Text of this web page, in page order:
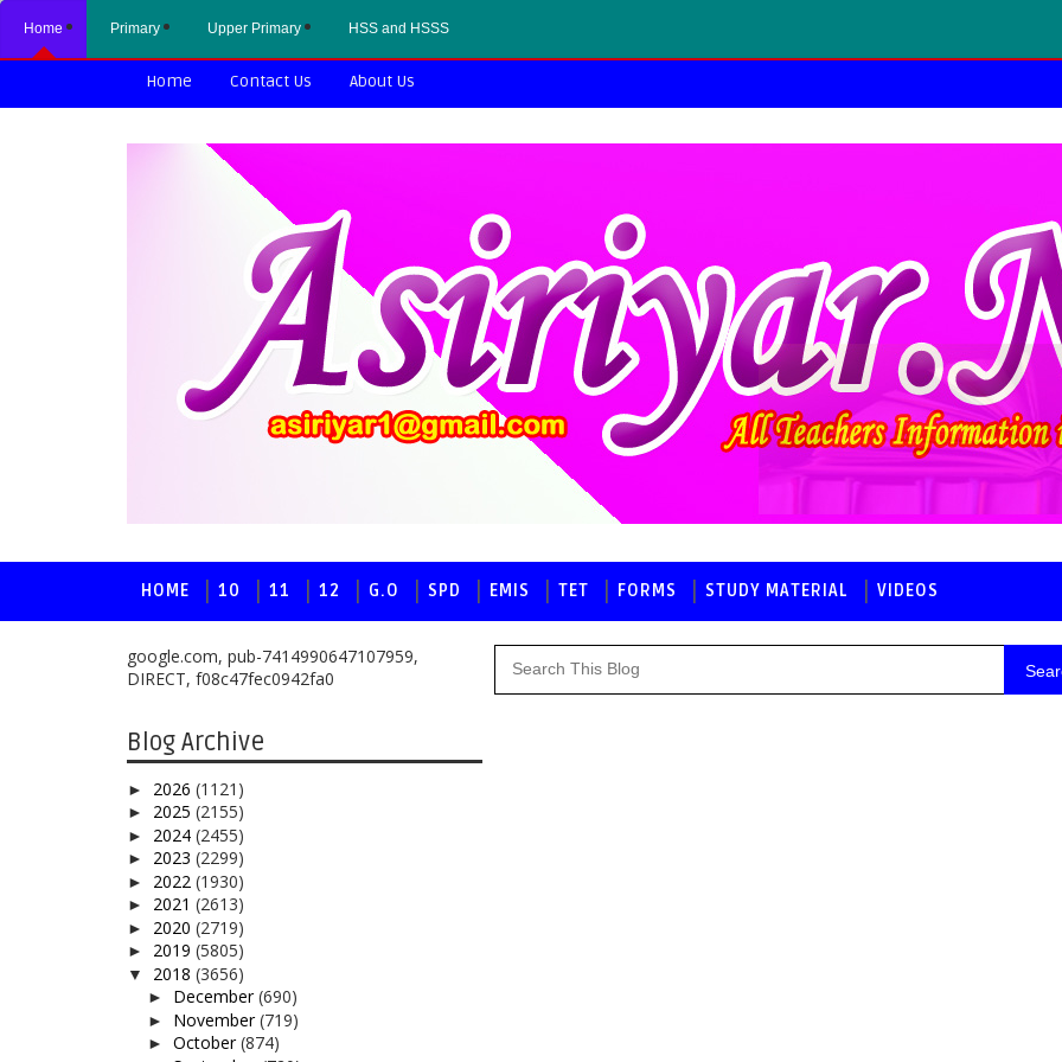
Home Primary Upper Primary HSS and HSSS
Home Contact Us About Us
HOME 10 11 12 G.O SPD EMIS TET FORMS STUDY MATERIAL VIDEOS
google.com, pub-7414990647107959,
DIRECT, f08c47fec0942fa0
Blog Archive
► 2026 (1121)
► 2025 (2155)
► 2024 (2455)
► 2023 (2299)
► 2022 (1930)
► 2021 (2613)
► 2020 (2719)
► 2019 (5805)
▼ 2018 (3656)
► December(690)
► November(719)
► October(874)